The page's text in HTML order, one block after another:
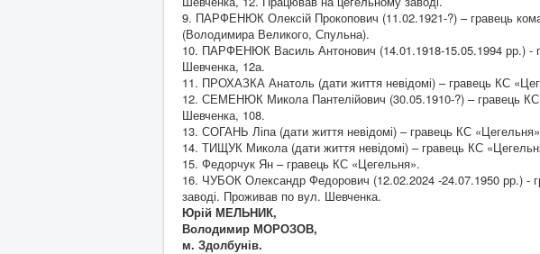
9. ПАРФЕНЮК Олексій Прокопович (11.02.1921-?) – гравець
(Володимира Великого, Спульна).
10. ПАРФЕНЮК Василь Антонович (14.01.1918-15.05.1994 рр.) -
Шевченка, 12а.
11. ПРОХАЗКА Анатоль (дати життя невідомі) – гравець КС
12. СЕМЕНЮК Микола Пантелійович (30.05.1910-?) – гравець
Шевченка, 108.
13. СОГАНЬ Ліпа (дати життя невідомі) – гравець КС
14. ТИЩУК Микола (дати життя невідомі) – гравець КС
15. Федорчук Ян – гравець КС «Цегельня».
16. ЧУБОК Олександр Федорович (12.02.2024 -24.07.1950 рр.) -
заводі. Проживав по вул. Шевченка.
Юрій МЕЛЬНИК,
Володимир МОРОЗОВ,
м. Здолбунів.